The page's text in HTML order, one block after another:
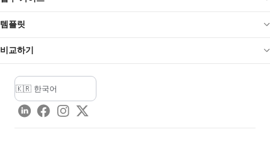
템플릿
비교하기
LinkedInFacebook
Instagram
Twitter